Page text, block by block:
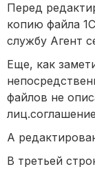
Перед
копию файла
службу Агент
Еще, как
файлов не
А
В третьей